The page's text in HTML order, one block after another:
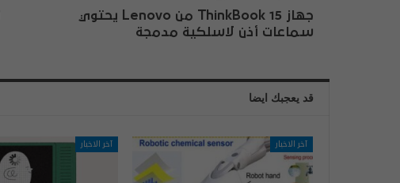
جهاز ThinkBook 15 من Lenovo يحتوي
سماعات أذن لاسلكية مدمجة
قد يعجبك ايضا
آخر الاخبار آخر الاخبار